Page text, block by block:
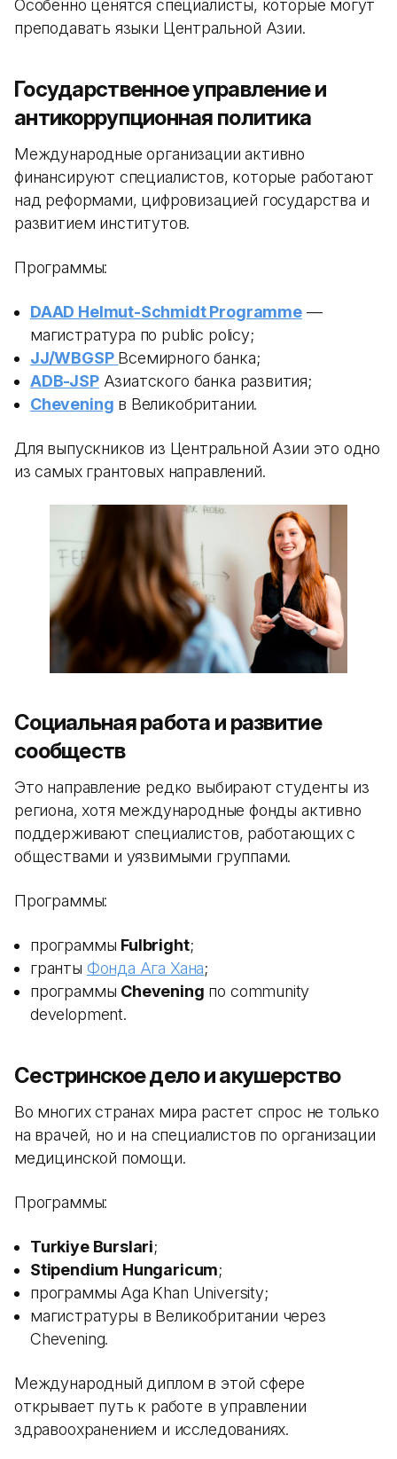
Особенно ценятся специалисты, которые могут
преподавать языки Центральной Азии.
Государственное управление и
антикоррупционная политика
Международные организации активно
финансируют специалистов, которые работают
над реформами, цифровизацией государства и
развитием институтов.
Программы:
DAAD Helmut-Schmidt Programme—
магистратура по public policy;
JJ/WBGSP Всемирного банка;
ADB-JSPАзиатского банка развития;
Chevening в Великобритании.
Для выпускников из Центральной Азии это одно
из самых грантовых направлений.
Социальная работа и развитие
сообществ
Это направление редко выбирают студенты из
региона, хотя международные фонды активно
поддерживают специалистов, работающих с
обществами и уязвимыми группами.
Программы:
программы Fulbright;
гранты Фонда Ага Хана;
программы Chevening по community
development.
Сестринское дело и акушерство
Во многих странах мира растет спрос не только
на врачей, но и на специалистов по организации
медицинской помощи.
Программы:
Turkiye Burslari;
Stipendium Hungaricum;
программы Aga Khan University;
магистратуры в Великобритании через
Chevening.
Международный диплом в этой сфере
открывает путь к работе в управлении
здравоохранением и исследованиях.